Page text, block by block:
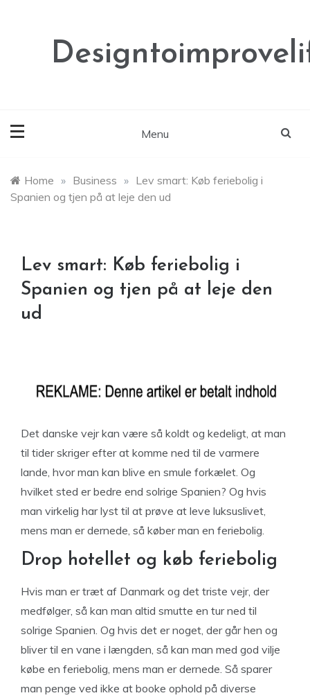
Menu
Home » Business » Lev smart: Køb feriebolig i
Spanien og tjen på at leje den ud
Lev smart: Køb feriebolig i
Spanien og tjen på at leje den
ud
Det danske vejr kan være så koldt og kedeligt, at man
til tider skriger efter at komme ned til de varmere
lande, hvor man kan blive en smule forkælet. Og
hvilket sted er bedre end solrige Spanien? Og hvis
man virkelig har lyst til at prøve at leve luksuslivet,
mens man er dernede, så køber man en feriebolig.
Drop hotellet og køb feriebolig
Hvis man er træt af Danmark og det triste vejr, der
medfølger, så kan man altid smutte en tur ned til
solrige Spanien. Og hvis det er noget, der går hen og
bliver til en vane i længden, så kan man med god vilje
købe en feriebolig, mens man er dernede. Så sparer
man penge ved ikke at booke ophold på diverse